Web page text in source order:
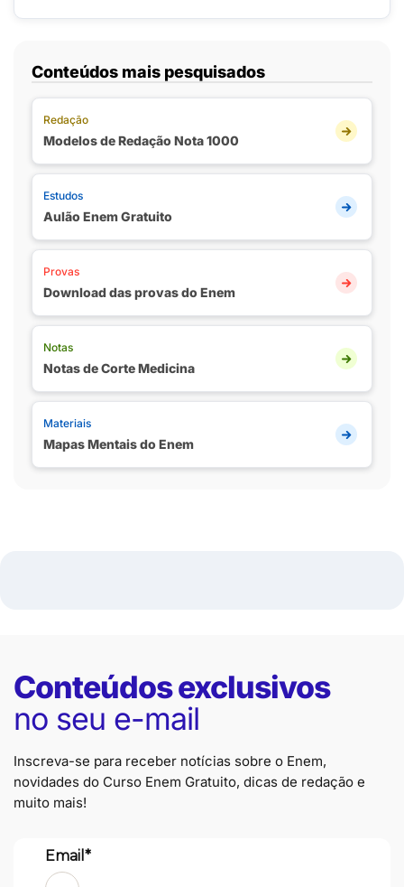
Conteúdos mais pesquisados
Redação
Modelos de Redação Nota 1000
Estudos
Aulão Enem Gratuito
Provas
Download das provas do Enem
Notas
Notas de Corte Medicina
Materiais
Mapas Mentais do Enem
Conteúdos exclusivos
no seu e-mail
Inscreva-se para receber notícias sobre o Enem,
novidades do Curso Enem Gratuito, dicas de redação e
muito mais!
Email*